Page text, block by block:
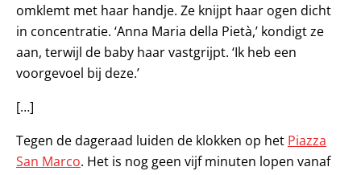
omklemt met haar handje. Ze knijpt haar ogen dicht
in concentratie. ‘Anna Maria della Pietà,’ kondigt ze
aan, terwijl de baby haar vastgrijpt. ‘Ik heb een
voorgevoel bij deze.’
[…]
Tegen de dageraad luiden de klokken op het Piazza
San Marco. Het is nog geen vijf minuten lopen vanaf